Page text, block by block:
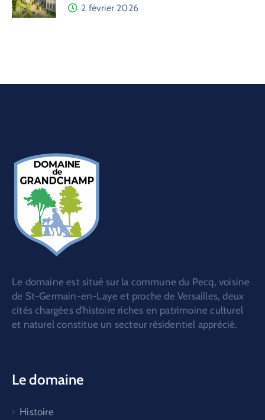
2 février 2026
Le domaine est situé sur la commune du Pecq, voisine
de St-Germain-en-Laye et proche de Versailles, deux
cités chargées d’histoire riches en patrimoine culturel
et naturel constitue un secteur résidentiel apprécié.
Le domaine
Histoire